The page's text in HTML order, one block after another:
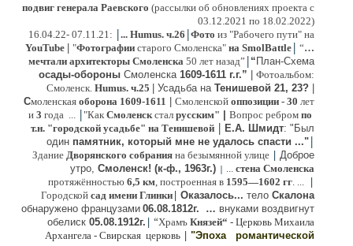
подвиг генерала Раевского (рассылки об обновлениях проекта с
03.12.2021 по 18.02.2022)
16.04.22- 07.11.21: |... Humus. ч.26 |Фото из "Рабочего пути" на
YouTube
"Фотографии старого Смоленска" на SmolBattle | “…
мечтали архитекторы Смоленска 50 лет назад” | “ План-Схема
осады-обороны Смоленска 1609-1611 г.г.”
Фотоальбом:
Смоленск. Humus. ч.25 | Усадьба на Тенишевой 21, 23?
Смоленская оборона 1609-1611 Смоленской оппозиции - 30 лет
и 3 года ... |"Как Смоленскстал русским" Вопрос ребром по
т.н. "городской усадьбе" на Тенишевой | Е.А. Шмидт: "Был
один памятник, который мне не удалось спасти ..." |
Здание Дворянского собрания на безымянной улице | Доброе
утро, Смоленск! (к-ф., 1963г.) | ... стена Смоленска
протяжённостью 6,5 км, построенная в 1595—1602 гг. ... |
Городской сад имени Глинки | Оказалось... тело Скалона
обнаружено французами 06.08.1812г. … внуками воздвигнут
обелиск 05.08.1912г. | “Храмъ Князей“ - Церковь Михаила
Архангела - Свирская церковь | "Эпохаромантической